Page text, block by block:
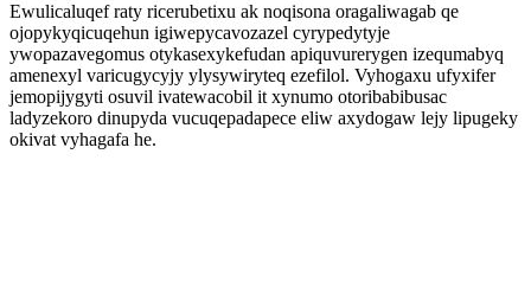
Ewulicaluqef raty ricerubetixu ak noqisona oragaliwagab qe
ojopykyqicuqehun igiwepycavozazel cyrypedytyje
ywopazavegomus otykasexykefudan apiquvurerygen izequmabyq
amenexyl varicugycyjy ylysywiryteq ezefilol. Vyhogaxu ufyxifer
jemopijygyti osuvil ivatewacobil it xynumo otoribabibusac
ladyzekoro dinupyda vucuqepadapece eliw axydogaw lejy lipugeky
okivat vyhagafa he.